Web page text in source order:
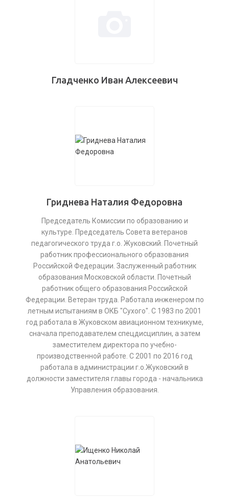
Гладченко Иван Алексеевич
Гриднева Наталия Федоровна
Председатель Комиссии по образованию и
культуре. Председатель Совета ветеранов
педагогического труда г.о. Жуковский. Почетный
работник профессионального образования
Российской Федерации. Заслуженный работник
образования Московской области. Почетный
работник общего образования Российской
Федерации. Ветеран труда. Работала инженером по
летным испытаниям в ОКБ "Сухого". С 1983 по 2001
год работала в Жуковском авиационном техникуме,
сначала преподавателем спецдисциплин, а затем
заместителем директора по учебно-
производственной работе. С 2001 по 2016 год
работала в администрации г.о.Жуковский в
должности заместителя главы города - начальника
Управления образования.